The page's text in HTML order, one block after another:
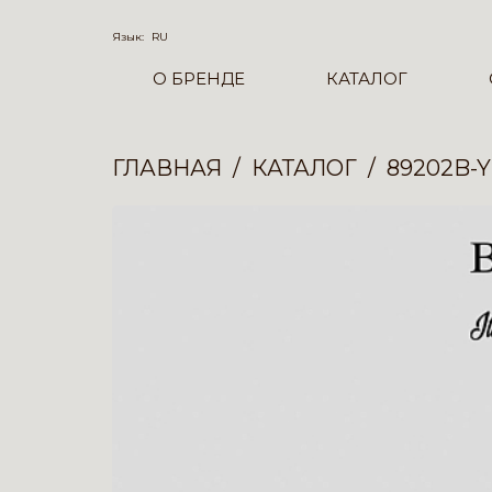
Язык: RU
О БРЕНДЕ КАТАЛОГ
ГЛАВНАЯ КАТАЛОГ 89202B-